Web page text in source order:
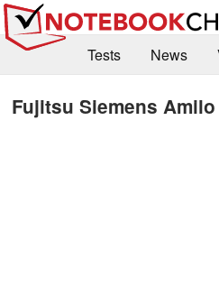
Tests News
Fujitsu Siemens Amilo